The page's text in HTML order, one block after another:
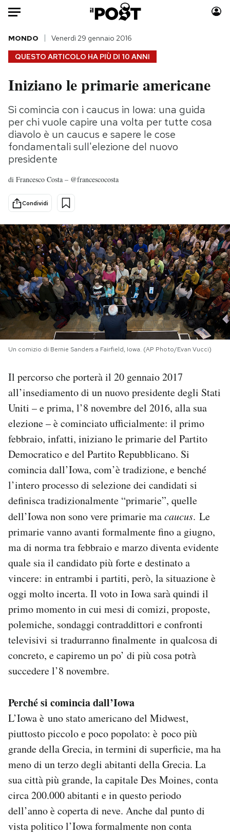
Auto
HOME
Italia
Politica
Tecnologia
Internet
Scienza
Cultura
Sport
Moda
Consumismi
Storie/Idee
Ok Boomer!
PODCAST
NEWSLETTER
I MIEI PREFERITI
SHOP
AREA PERSONALE
Area Personale
Newsletter
Notifiche mobile
Regala il Post
Hai bisogno di aiuto?
QUESTO ARTICOLO HA PIÙ DI 10 ANNI
MONDO Venerdì 29 gennaio 2016
Iniziano le primarie americane
Si comincia con i caucus in Iowa: una guida
per chi vuole capire una volta per tutte cosa
diavolo è un caucus e sapere le cose
fondamentali sull'elezione del nuovo
presidente
di Francesco Costa – @francescocosta
Condividi
Un comizio di Bernie Sanders a Fairfield, Iowa. (AP Photo/Evan Vucci)
Il percorso che porterà il 20 gennaio 2017
all’insediamento di un nuovo presidente degli Stati
Uniti – e prima, l’8 novembre del 2016, alla sua
elezione – è cominciato ufficialmente: il primo
febbraio, infatti, iniziano le primarie del Partito
Democratico e del Partito Repubblicano. Si
comincia dall’Iowa, com’è tradizione, e benché
l’intero processo di selezione dei candidati si
definisca tradizionalmente “primarie”, quelle
dell’Iowa non sono vere primarie macaucus. Le
primarie vanno avanti formalmente fino a giugno,
ma di norma tra febbraio e marzo diventa evidente
quale sia il candidato più forte e destinato a
vincere: in entrambi i partiti, però, la situazione è
oggi molto incerta. Il voto in Iowa sarà quindi il
primo momento in cui mesi di comizi, proposte,
polemiche, sondaggi contraddittori e confronti
televisivi si tradurranno finalmente in qualcosa di
concreto, e capiremo un po’ di più cosa potrà
succedere l’8 novembre.
Perché si comincia dall’Iowa
L’Iowa è uno stato americano del Midwest,
piuttosto piccolo e poco popolato: è poco più
grande della Grecia, in termini di superficie, ma ha
meno di un terzo degli abitanti della Grecia. La
sua città più grande, la capitale Des Moines, conta
circa 200.000 abitanti e in questo periodo
dell’anno è coperta di neve. Anche dal punto di
vista politico l’Iowa formalmente non conta